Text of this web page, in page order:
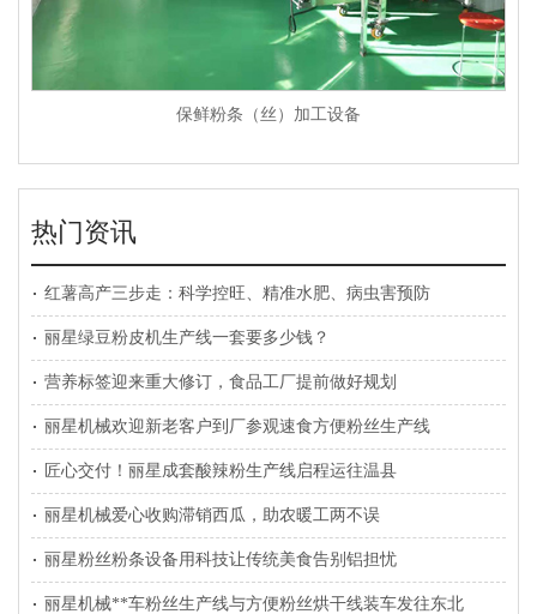
保鲜粉条（丝）加工设备
热门资讯
红薯高产三步走：科学控旺、精准水肥、病虫害预防
丽星绿豆粉皮机生产线一套要多少钱？
营养标签迎来重大修订，食品工厂提前做好规划
丽星机械欢迎新老客户到厂参观速食方便粉丝生产线
匠心交付！丽星成套酸辣粉生产线启程运往温县
丽星机械爱心收购滞销西瓜，助农暖工两不误
丽星粉丝粉条设备用科技让传统美食告别铝担忧
丽星机械**车粉丝生产线与方便粉丝烘干线装车发往东北